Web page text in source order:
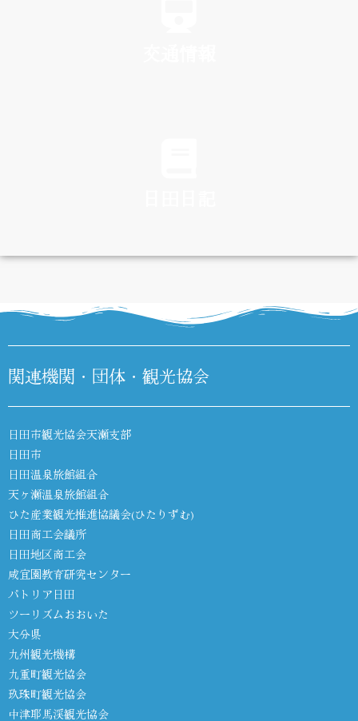
DIARY
関連機関・団体・観光協会
日田市観光協会天瀬支部
日田市
日田温泉旅館組合
天ヶ瀬温泉旅館組合
ひた産業観光推進協議会(ひたりずむ)
日田商工会議所
日田地区商工会
咸宜園教育研究センター
パトリア日田
ツーリズムおおいた
大分県
九州観光機構
九重町観光協会
玖珠町観光協会
中津耶馬渓観光協会